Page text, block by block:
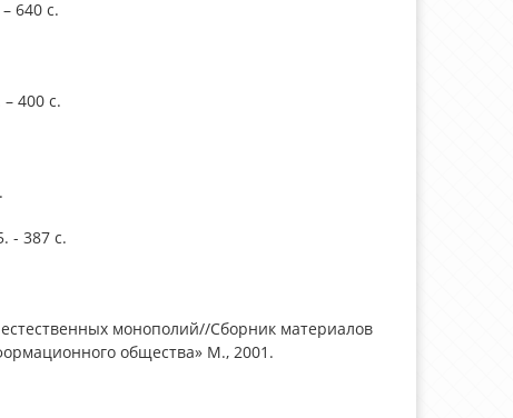
640 с.
400 с.
- 387 с.
монополий//Сборник материалов
общества» М., 2001.